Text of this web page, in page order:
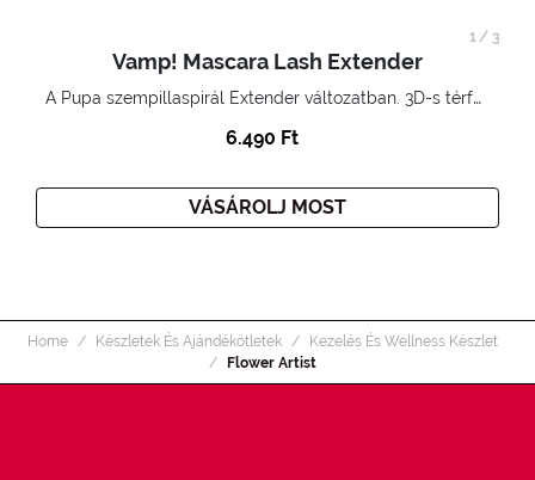
Vamp! Mascara Lash Extender
A Pupa szempillaspirál Extender változatban. 3D-s térfogatnövelő hatás. Hihetetlenül hosszú és göndör szempillák
6.490 Ft
VÁSÁROLJ MOST
1/ 3
Home Készletek És Ajándékötletek
Kezelés És Wellness Készlet
Flower Artist